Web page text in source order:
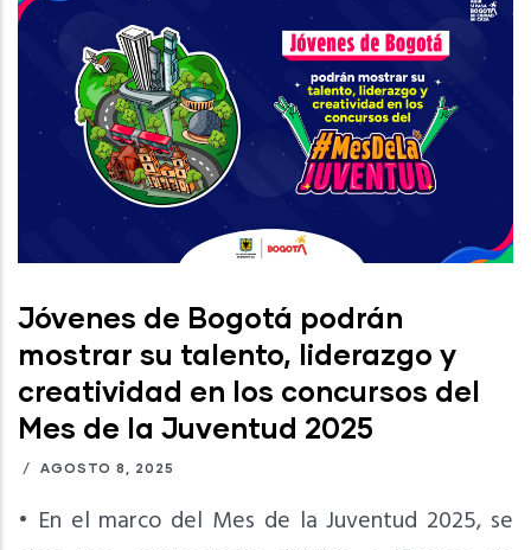
Jóvenes de Bogotá podrán
mostrar su talento, liderazgo y
creatividad en los concursos del
Mes de la Juventud 2025
/ AGOSTO 8, 2025
• En el marco del Mes de la Juventud 2025, se